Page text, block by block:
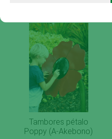
Tambores pétalo
Poppy (A-Akebono)